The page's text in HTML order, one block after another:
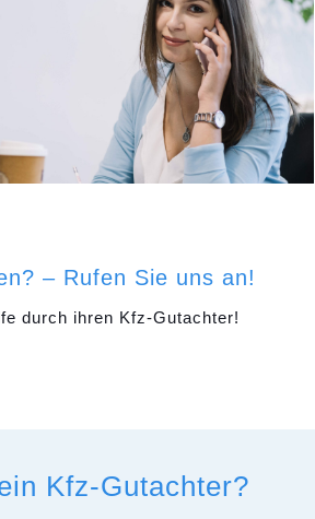
– Rufen Sie uns an!
durch ihren Kfz-Gutachter!
Kfz-Gutachter?